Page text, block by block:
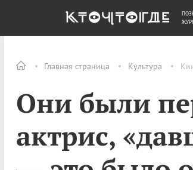
Главная страница Культура
Они были
актрис,
ОБЩЕСТВО